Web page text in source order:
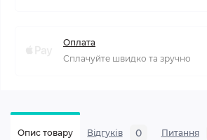
Оплата
Сплачуйте швидко та зручно
Опис товару Відгуків 0 Питання